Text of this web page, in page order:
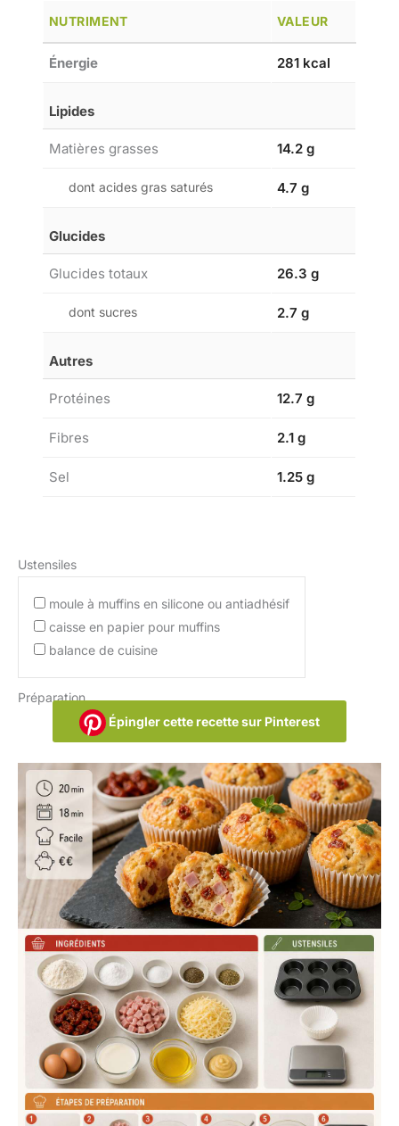
NUTRIMENT VALEUR
Énergie 281 kcal
Lipides
Matières grasses 14.2 g
dont acides gras saturés 4.7 g
Glucides
Glucides totaux 26.3 g
dont sucres 2.7 g
Autres
Protéines 12.7 g
Fibres 2.1 g
Sel 1.25 g
Ustensiles
moule à muffins en silicone ou antiadhésif
caisse en papier pour muffins
balance de cuisine
Préparation
Épingler cette recette sur Pinterest